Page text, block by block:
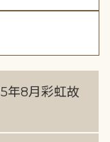
年8月彩虹故